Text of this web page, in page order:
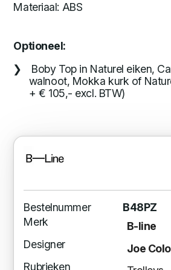
Materiaal: ABS
Optioneel:
Boby Top in Naturel eiken,
walnoot, Mokka kurk of
+ € 105,- excl. BTW)
Bestelnummer
B48PZ
Merk
B-line
Designer
Joe
Rubrieken